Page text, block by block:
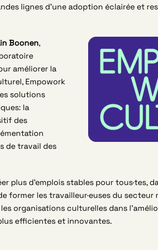
lignes d’une adoption éclairée et
Boonen,
améliorer la
Empowork
solutions
la
des
de travail des
plus d’emplois stables pour tous·tes,
former les travailleur·euses du
organisations culturelles dans
efficientes et innovantes.